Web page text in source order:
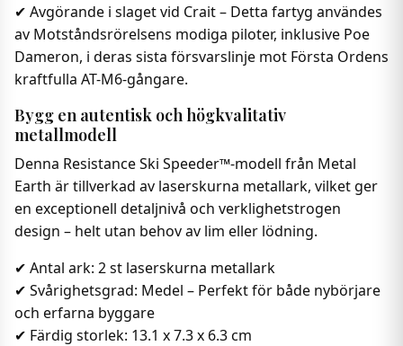
✔ Avgörande i slaget vid Crait – Detta fartyg användes
av Motståndsrörelsens modiga piloter, inklusive Poe
Dameron, i deras sista försvarslinje mot Första Ordens
kraftfulla AT-M6-gångare.
Bygg en autentisk och högkvalitativ
metallmodell
Denna Resistance Ski Speeder™-modell från Metal
Earth är tillverkad av laserskurna metallark, vilket ger
en exceptionell detaljnivå och verklighetstrogen
design – helt utan behov av lim eller lödning.
✔ Antal ark: 2 st laserskurna metallark
✔ Svårighetsgrad: Medel – Perfekt för både nybörjare
och erfarna byggare
✔ Färdig storlek: 13.1 x 7.3 x 6.3 cm